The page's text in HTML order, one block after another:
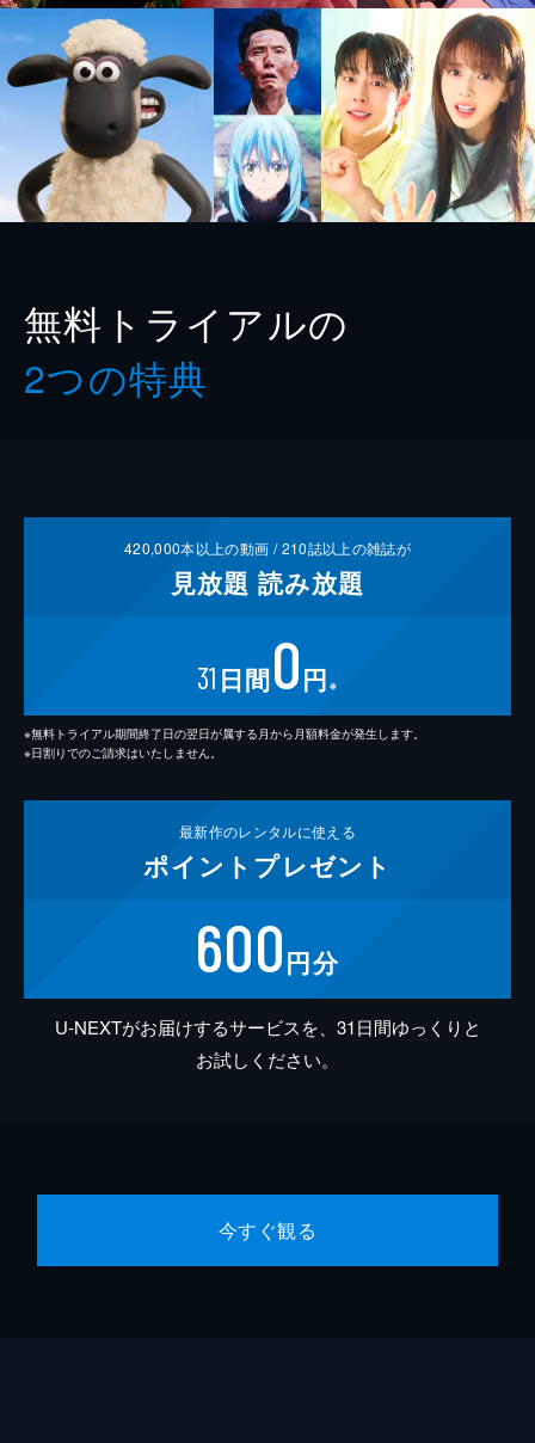
無料トライアルの
2つの特典
420,000本以上の動画 /210誌以上の雑誌が
見放題 読み放題
31 日間0円 ※
※無料トライアル期間終了日の翌日が属する月から月額料金が発生します。
※日割りでのご請求はいたしません。
最新作のレンタルに使える
ポイント プレゼント
600円分
U-NEXTがお届けするサービスを、31日間ゆっくりと
お試しください。
今すぐ観る